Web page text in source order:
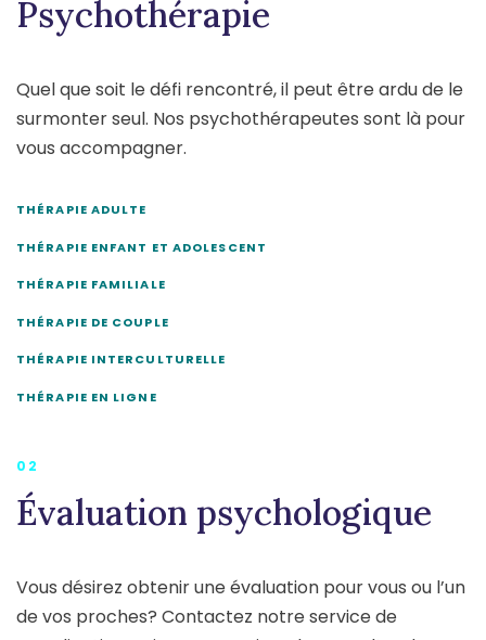
Psychothérapie
Quel que soit le défi rencontré, il peut être ardu de le
surmonter seul. Nos psychothérapeutes sont là pour
vous accompagner.
THÉRAPIE ADULTE
THÉRAPIE ENFANT ET ADOLESCENT
THÉRAPIE FAMILIALE
THÉRAPIE DE COUPLE
THÉRAPIE INTERCULTURELLE
THÉRAPIE EN LIGNE
02
Évaluation psychologique
Vous désirez obtenir une évaluation pour vous ou l’un
de vos proches? Contactez notre service de